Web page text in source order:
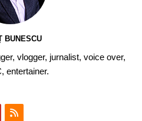
BUNESCU
vlogger, jurnalist, voice over,
entertainer.